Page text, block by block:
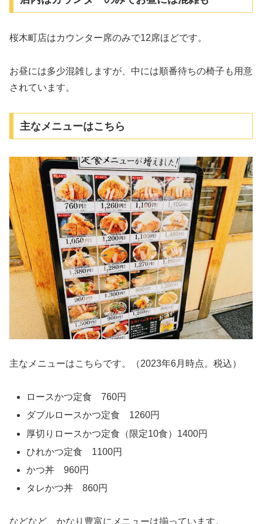
桜木町店はカウンター席のみで12席ほどです。
お昼には多少混雑しますが、中には順番待ちの椅子も用意
されています。
主なメニューはこちら
主なメニューはこちらです。（2023年6月時点。税込）
ロースかつ定食 760円
ダブルロースかつ定食 1260円
厚切りロースかつ定食（限定10食）1400円
ひれかつ定食 1100円
かつ丼 960円
タレかつ丼 860円
などなど、かなり豊富にメニューは揃っています。